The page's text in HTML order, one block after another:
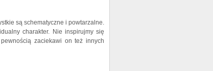
są schematyczne i powtarzalne.
charakter. Nie inspirujmy się
zaciekawi on też innych